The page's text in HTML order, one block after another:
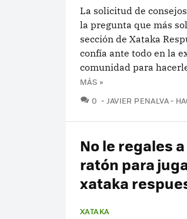
La solicitud de
la pregunta que más
sección de Xataka
confía ante todo en la
comunidad para
MÁS »
0 COMENTARIOS
JAVIER PENALVA
No le regales
ratón para
xataka
XATAKA